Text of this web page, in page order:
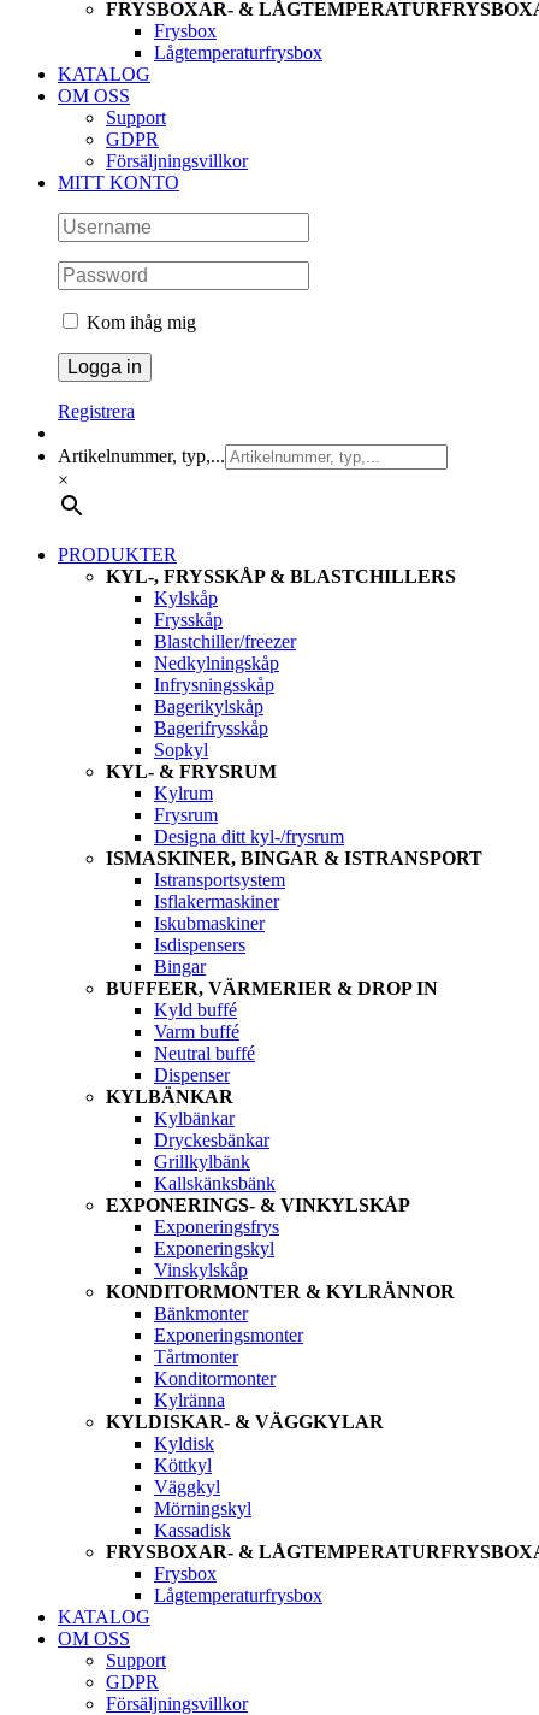
FRYSBOXAR- &
Frysbox
Lågtemperaturfrysbox
KATALOG
OM OSS
Support
GDPR
Försäljningsvillkor
MITT KONTO
Kom ihåg mig
Registrera
Artikelnummer, typ,...
×
PRODUKTER
KYL-, FRYSSKÅP & BLASTCHILLERS
Kylskåp
Frysskåp
Blastchiller/freezer
Nedkylningskåp
Infrysningsskåp
Bagerikylskåp
Bagerifrysskåp
Sopkyl
KYL- & FRYSRUM
Kylrum
Frysrum
Designa ditt kyl-/frysrum
ISMASKINER, BINGAR & ISTRANSPORT
Istransportsystem
Isflakermaskiner
Iskubmaskiner
Isdispensers
Bingar
BUFFEER, VÄRMERIER & DROP IN
Kyld buffé
Varm buffé
Neutral buffé
Dispenser
KYLBÄNKAR
Kylbänkar
Dryckesbänkar
Grillkylbänk
Kallskänksbänk
EXPONERINGS- & VINKYLSKÅP
Exponeringsfrys
Exponeringskyl
Vinskylskåp
KONDITORMONTER & KYLRÄNNOR
Bänkmonter
Exponeringsmonter
Tårtmonter
Konditormonter
Kylränna
KYLDISKAR- & VÄGGKYLAR
Kyldisk
Köttkyl
Väggkyl
Mörningskyl
Kassadisk
FRYSBOXAR- &
Frysbox
Lågtemperaturfrysbox
KATALOG
OM OSS
Support
GDPR
Försäljningsvillkor